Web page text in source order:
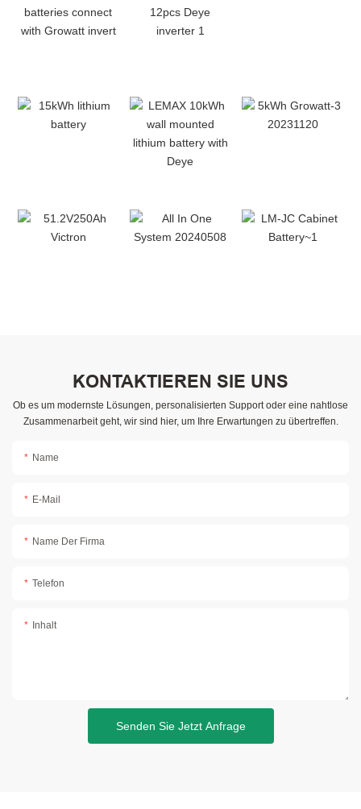
KONTAKTIEREN SIE UNS
Ob es um modernste Lösungen, personalisierten Support oder eine nahtlose
Zusammenarbeit geht, wir sind hier, um Ihre Erwartungen zu übertreffen.
Name
E-Mail
Name Der Firma
Telefon
Inhalt
Senden Sie Jetzt Anfrage